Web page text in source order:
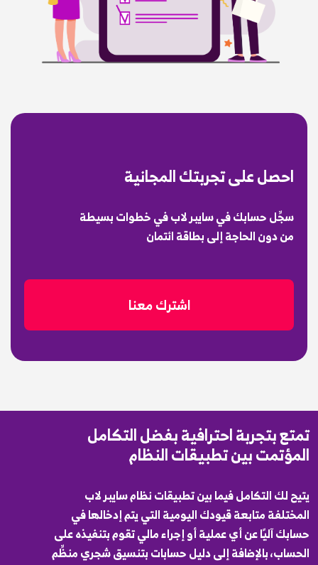
احصل على تجربتك المجانية
سجِّل حسابك في سايبر لاب في خطوات بسيطة
من دون الحاجة إلى بطاقة ائتمان
اشترك معنا
تمتع بتجربة احترافية بفضل التكامل
المؤتمت بين تطبيقات النظام
يتيح لك التكامل فيما بين تطبيقات نظام سايبر لاب
المختلفة متابعة قيودك اليومية التي يتم إدخالها في
حسابك آليًا عن أي عملية أو إجراء مالي تقوم بتنفيذه على
الحساب، بالإضافة إلى دليل حسابات بتنسيق شجري منظِّم